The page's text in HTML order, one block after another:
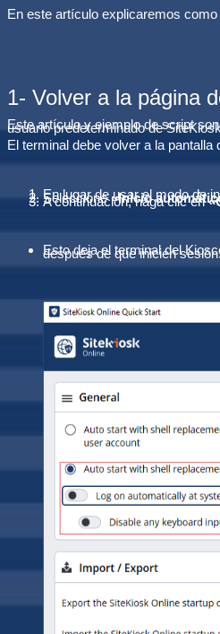
En este artículo explicaremos
1- Volver a la página
Este artículo y ejemplo de script
usuario predeterminado de
El terminal debe volver a la
En lugar de usar el modo de
Seleccione«Inicio
A continuación, haga clic en
Esto deja el terminal del
después de que inicien